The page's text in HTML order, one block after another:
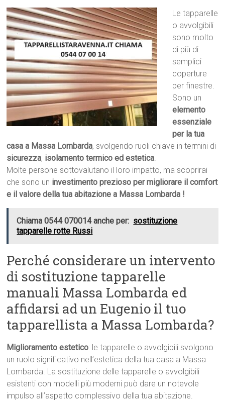
Le tapparelle
o avvolgibili
sono molto
di più di
semplici
coperture
per finestre.
Sono un
elemento
essenziale
per la tua
casa a Massa Lombarda, svolgendo ruoli chiave in termini di
sicurezza, isolamento termico ed estetica.
Molte persone sottovalutano il loro impatto, ma scoprirai
che sono un investimento prezioso per migliorare il comfort
e il valore della tua abitazione a Massa Lombarda !
Chiama 0544 070014 anche per: sostituzione
tapparelle rotte Russi
Perché considerare un intervento
di sostituzione tapparelle
manuali Massa Lombarda ed
affidarsi ad un Eugenio il tuo
tapparellista a Massa Lombarda?
Miglioramento estetico: le tapparelle o avvolgibili svolgono
un ruolo significativo nell’estetica della tua casa a Massa
Lombarda. La sostituzione delle tapparelle o avvolgibili
esistenti con modelli più moderni può dare un notevole
impulso all’aspetto complessivo della tua abitazione.